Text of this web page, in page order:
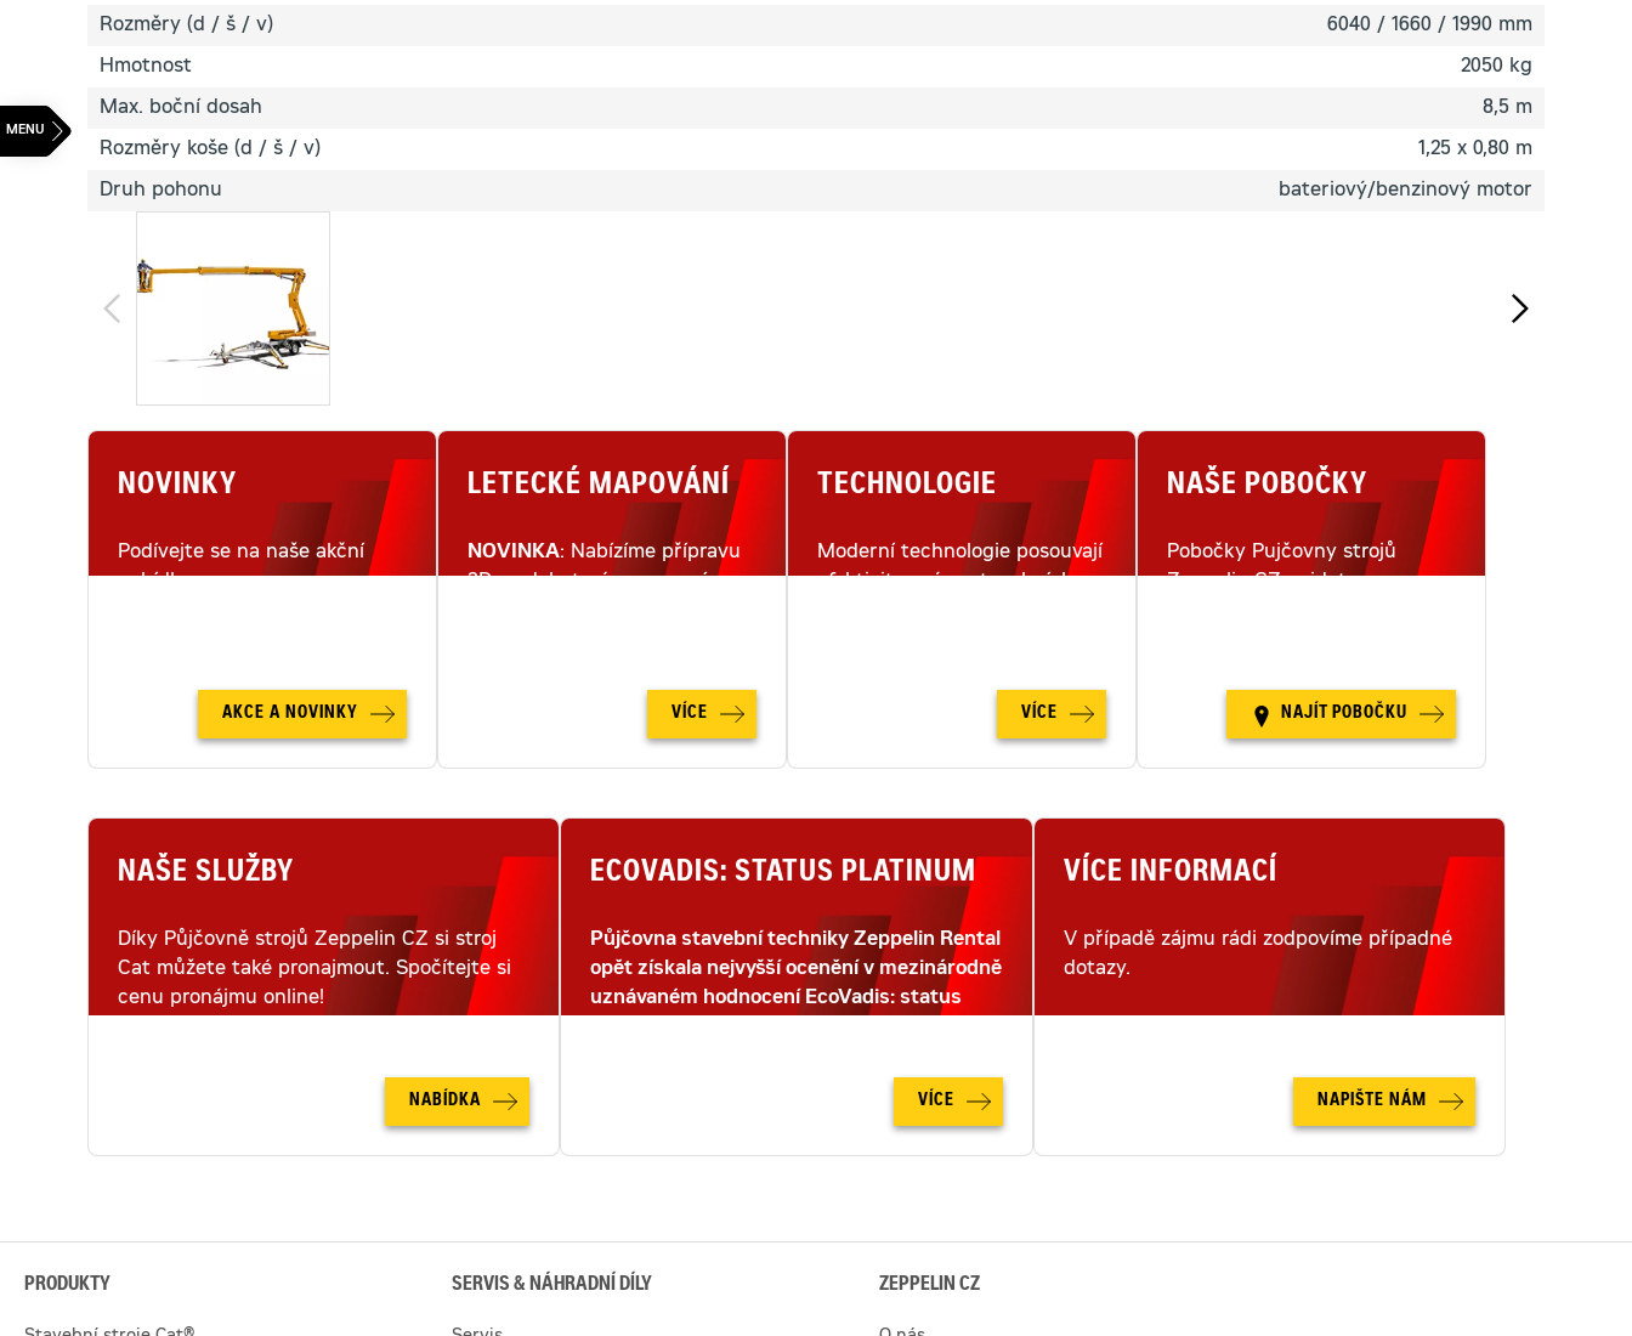
Rozměry (d / š / v) 6040 / 1660 / 1990 mm
Hmotnost 2050 kg
Max. boční dosah 8,5 m
Rozměry koše (d / š / v) 1,25 x 0,80 m
Druh pohonu bateriový/benzinový motor
NOVINKY
Podívejte se na naše akční
nabídky.
AKCE A NOVINKY
LETECKÉ MAPOVÁNÍ
NOVINKA: Nabízíme přípravu
3D modelu terénu pomocí
VÍCE
TECHNOLOGIE
Moderní technologie posouvají
efektivitu práce stavebních
VÍCE
NAŠE POBOČKY
Pobočky Pujčovny strojů
Zeppelin CZ najdete na
NAJÍT POBOČKU
NAŠE SLUŽBY
Díky Půjčovně strojů Zeppelin CZ si stroj
Cat můžete také pronajmout. Spočítejte si
cenu pronájmu online!
NABÍDKA
ECOVADIS: STATUS PLATINUM
Půjčovna stavební techniky Zeppelin Rental
opět získala nejvyšší ocenění v mezinárodně
uznávaném hodnocení EcoVadis: status
VÍCE
VÍCE INFORMACÍ
V případě zájmu rádi zodpovíme případné
dotazy.
NAPIŠTE NÁM
PRODUKTY SERVIS & NÁHRADNÍ DÍLY ZEPPELIN CZ